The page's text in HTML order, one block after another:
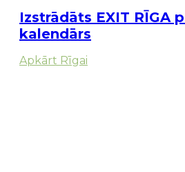
Izstrādāts EXIT RĪGA
kalendārs
Apkārt Rīgai